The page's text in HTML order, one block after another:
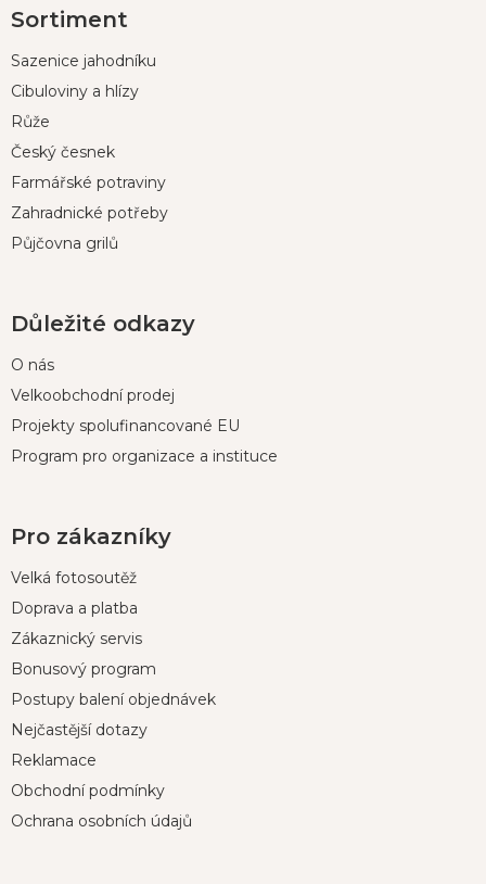
á
a
Sortiment
Sazenice jahodníku
Cibuloviny a hlízy
Růže
Český česnek
Farmářské potraviny
Zahradnické potřeby
Půjčovna grilů
Důležité odkazy
O nás
Velkoobchodní prodej
Projekty spolufinancované EU
Program pro organizace a instituce
Pro zákazníky
Velká fotosoutěž
Doprava a platba
Zákaznický servis
Bonusový program
Postupy balení objednávek
Nejčastější dotazy
Reklamace
Obchodní podmínky
Ochrana osobních údajů